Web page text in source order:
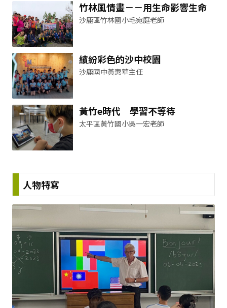
竹林風情畫－－用生命影響生命
沙鹿區竹林國小毛宛庭老師
繽紛彩色的沙中校園
沙鹿國中黃惠華主任
黃竹e時代 學習不等待
太平區黃竹國小吳一宏老師
人物特寫